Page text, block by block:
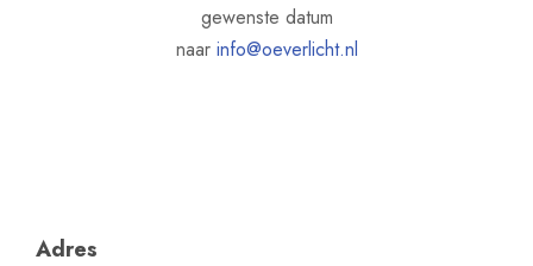
gewenste datum
naar info@oeverlicht.nl
Adres